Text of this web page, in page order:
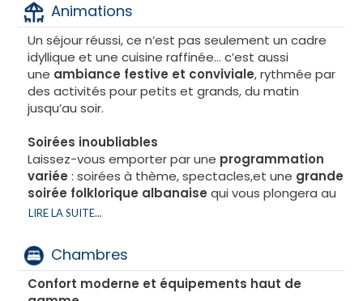
Un cadre prestigieux et idéalement situé
Entièrement sécurisé pour notre séjour, leGrand
VM Resort & Spa Conference ***** bénéficie d’une
situation privilégiée, à seulement 35 minutes de
l’aéroport international de Tirana et à deux pas du
centre de Golem. Implanté le long de la magnifique
côte adriatique, il constitue également un excellent
point de départ pour découvrir les trésors de
l’Albanie et la beauté de ses rivages.
Luxe, détente et bien-être
Conçu comme une véritable oasis de confort et de
sérénité, l’hôtel propose des
élégance et dotées de toutes les commodités
nécessaires.
Vous profiterez de la douceur du soleil au bord des
Animations
Un séjour réussi, ce n’est pas seulement un cadre
idyllique et une cuisine raffinée… c’est aussi
une ambiance festive et conviviale, rythmée par
des activités pour petits et grands, du matin
jusqu’au soir.
Soirées inoubliables
Laissez-vous emporter par une programmation
variée : soirées à thème, spectacles,et une grande
soirée folklorique albanaise qui vous plongera au
cœur des traditions locales. Des moments de
amis.
LIRE LA SUITE...
Chambres
Confort moderne et équipements haut de